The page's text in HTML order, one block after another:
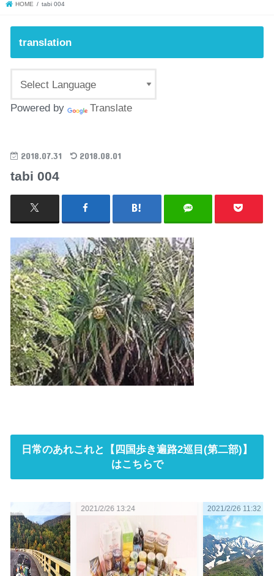
HOME tabi 004
translation
Powered by Translate
2018.07.31 2018.08.01
tabi 004
日常のあれこれと【四国歩き遍路2巡目(第二部)】
はこちらで
2021/2/26 11:32 2021/3/16 07:23